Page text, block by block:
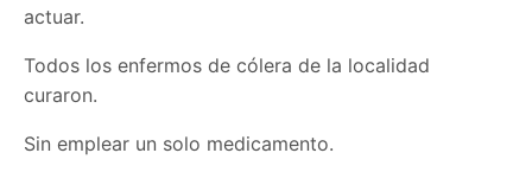
actuar.
Todos los enfermos de cólera de la localidad
curaron.
Sin emplear un solo medicamento.